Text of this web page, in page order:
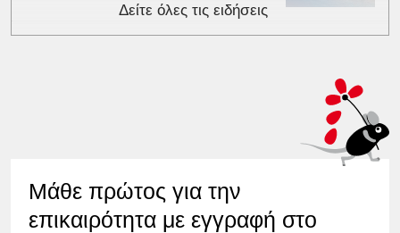
Δείτε όλες τις ειδήσεις
Μάθε πρώτος για την
επικαιρότητα με εγγραφή στο